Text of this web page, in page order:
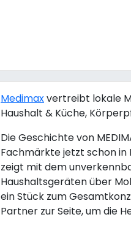
Medimaxvertreibt lokale
Haushalt & Küche,
Die Geschichte von
Fachmärkte jetzt schon in
zeigt mit dem
Haushaltsgeräten über
ein Stück zum
Partner zur Seite, um die